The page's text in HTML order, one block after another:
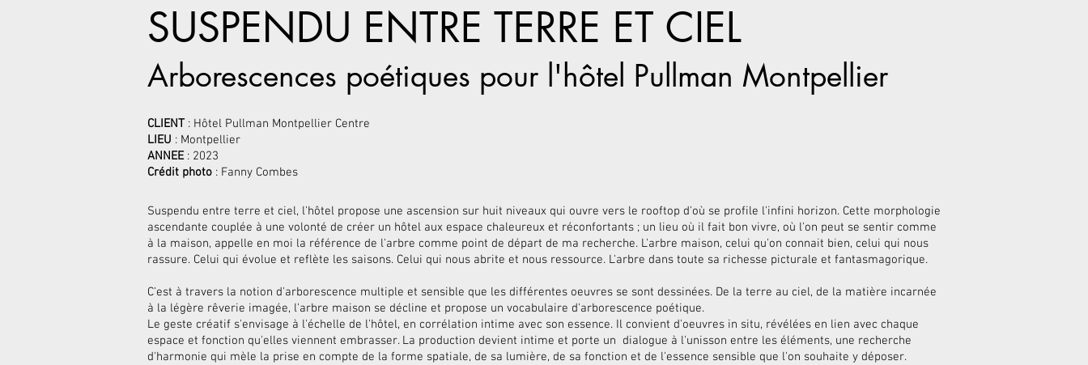
SUSPENDU ENTRE TERRE ET CIEL
Arborescences poétiques pour l'hôtel Pullman Montpellier
CLIENT: Hôtel Pullman Montpellier Centre
LIEU : Montpellier
ANNEE : 2023
Crédit photo : Fanny Combes
Suspendu entre terre et ciel, l'hôtel propose une ascension sur huit niveaux qui ouvre vers le rooftop d'où se profile l'infini horizon. Cette morphologie
ascendante couplée à une volonté de créer un hôtel aux espace chaleureux et réconfortants ; un lieu où il fait bon vivre, où l'on peut se sentir comme
à la maison, appelle en moi la référence de l'arbre comme point de départ de ma recherche. L'arbre maison, celui qu'on connait bien, celui qui nous
rassure. Celui qui évolue et reflète les saisons. Celui qui nous abrite et nous ressource. L'arbre dans toute sa richesse picturale et fantasmagorique.
C'est à travers la notion d'arborescence multiple et sensible que les différentes oeuvres se sont dessinées. De la terre au ciel, de la matière incarnée
à la légère rêverie imagée, l'arbre maison se décline et propose un vocabulaire d'arborescence poétique.
Le geste créatif s'envisage à l'échelle de l'hôtel, en corrélation intime avec son essence. Il convient d'oeuvres in situ, révélées en lien avec chaque
espace et fonction qu'elles viennent embrasser. La production devient intime et porte un dialogue à l'unisson entre les éléments, une recherche
d'harmonie qui mèle la prise en compte de la forme spatiale, de sa lumière, de sa fonction et de l'essence sensible que l'on souhaite y déposer.